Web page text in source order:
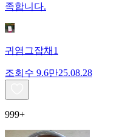
족합니다.
귀염그잡채1
조회수 9.6만25.08.28
999+